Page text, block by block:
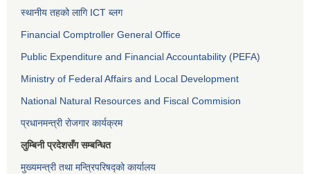
स्थानीय तहको लागि ICT ब्लग
Financial Comptroller General Office
Public Expenditure and Financial Accountability (PEFA)
Ministry of Federal Affairs and Local Development
National Natural Resources and Fiscal Commision
प्रधानमन्त्री रोजगार कार्यक्रम
लुम्बिनी प्रदेशसँग सम्बन्धित
मुख्यमन्त्री तथा मन्त्रिपरिषद्को कार्यालय